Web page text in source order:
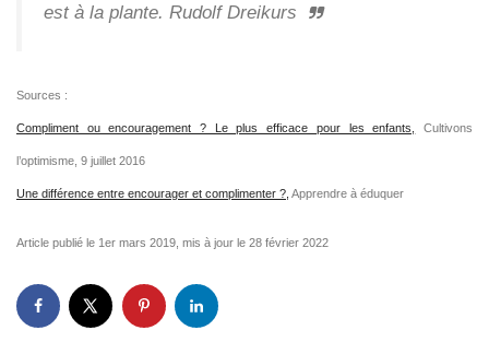
est à la plante. Rudolf Dreikurs
Sources :
Compliment ou encouragement ? Le plus efficace pour les enfants, Cultivons
l’optimisme, 9 juillet 2016
Une différence entre encourager et complimenter ?, Apprendre à éduquer
Article publié le 1er mars 2019, mis à jour le 28 février 2022